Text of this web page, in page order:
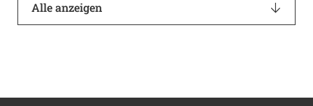
Alle anzeigen